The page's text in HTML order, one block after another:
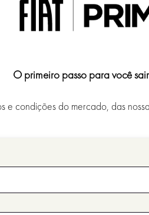
O primeiro passo para você
e condições do mercado, das